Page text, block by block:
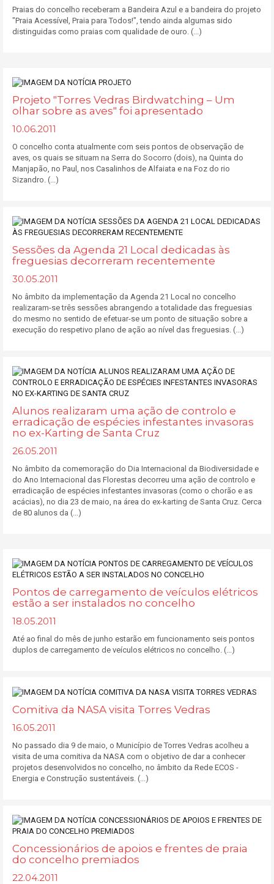
Praias do concelho receberam a Bandeira Azul e a bandeira do projeto
"Praia Acessível, Praia para Todos!", tendo ainda algumas sido
distinguidas como praias com qualidade de ouro. (...)
Projeto "Torres Vedras Birdwatching – Um
olhar sobre as aves" foi apresentado
10.06.2011
O concelho conta atualmente com seis pontos de observação de
aves, os quais se situam na Serra do Socorro (dois), na Quinta do
Manjapão, no Paul, nos Casalinhos de Alfaiata e na Foz do rio
Sizandro. (...)
Sessões da Agenda 21 Local dedicadas às
freguesias decorreram recentemente
30.05.2011
No âmbito da implementação da Agenda 21 Local no concelho
realizaram-se três sessões abrangendo a totalidade das freguesias
do mesmo no sentido de efetuar-se um ponto de situação sobre a
execução do respetivo plano de ação ao nível das freguesias. (...)
Alunos realizaram uma ação de controlo e
erradicação de espécies infestantes invasoras
no ex-Karting de Santa Cruz
26.05.2011
No âmbito da comemoração do Dia Internacional da Biodiversidade e
do Ano Internacional das Florestas decorreu uma ação de controlo e
erradicação de espécies infestantes invasoras (como o chorão e as
acácias), no dia 23 de maio, na área do ex-karting de Santa Cruz. Cerca
de 80 alunos da (...)
Pontos de carregamento de veículos elétricos
estão a ser instalados no concelho
18.05.2011
Até ao final do mês de junho estarão em funcionamento seis pontos
duplos de carregamento de veículos elétricos no concelho. (...)
Comitiva da NASA visita Torres Vedras
16.05.2011
No passado dia 9 de maio, o Município de Torres Vedras acolheu a
visita de uma comitiva da NASA com o objetivo de dar a conhecer
projetos desenvolvidos no concelho, no âmbito da Rede ECOS -
Energia e Construção sustentáveis. (...)
Concessionários de apoios e frentes de praia
do concelho premiados
22.04.2011